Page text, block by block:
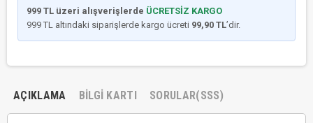
999 TL üzeri alışverişlerde ÜCRETSİZ KARGO
999 TL altındaki siparişlerde kargo ücreti 99,90 TL’dir.
AÇIKLAMA BILGI KARTI SORULAR(SSS)